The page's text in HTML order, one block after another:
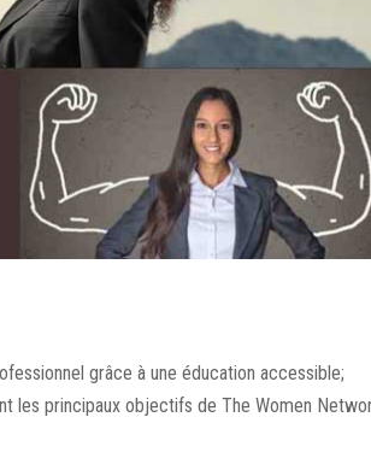
grâce à une éducation accessible;
les principaux objectifs de The Women